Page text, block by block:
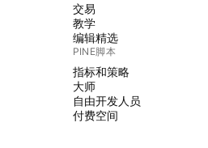
交易
教学
编辑精选
PINE脚本
指标和策略
大师
自由开发人员
付费空间